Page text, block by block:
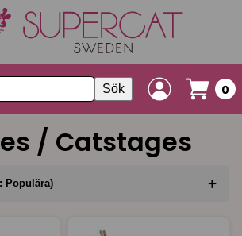
Sök 0
/ Catstages
Populära) +